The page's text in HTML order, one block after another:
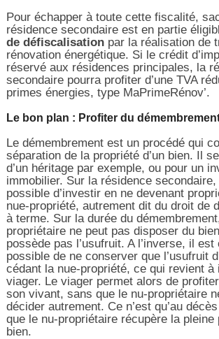
Pour échapper à toute cette fiscalité,
résidence secondaire est en partie
de défiscalisationpar la réalisation de
rénovation énergétique. Si le crédit
réservé aux résidences principales, la
secondaire pourra profiter d’une TVA
primes énergies, type MaPrimeRénov’.
Le bon plan : Profiter du
Le démembrement est un procédé qui
séparation de la propriété d’un bien. Il
d’un héritage par exemple, ou pour un
immobilier. Sur la résidence
possible d’investir en ne devenant
nue-propriété, autrement dit du droit de
à terme. Sur la durée du
propriétaire ne peut pas disposer du bien
possède pas l’usufruit. A l’inverse, il est
possible de ne conserver que l’usufruit
cédant la nue-propriété, ce qui revient à
viager. Le viager permet alors de
son vivant, sans que le nu-propriétaire
décider autrement. Ce n’est qu’au
que le nu-propriétaire récupère la pleine
bien.